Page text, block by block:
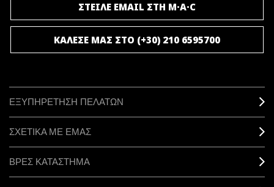
ΣΤΕΙΛΕ EMAIL ΣΤΗ M·A·C
ΚΑΛΕΣΕ ΜΑΣ ΣΤΟ (+30) 210 6595700
ΕΞΥΠΗΡΕΤΗΣΗ ΠΕΛΑΤΩΝ
ΣΧΕΤΙΚΑ ΜΕ ΕΜΑΣ
ΒΡΕΣ ΚΑΤΑΣΤΗΜΑ